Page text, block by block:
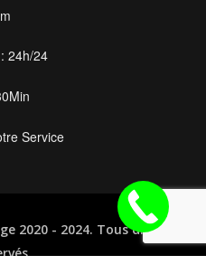
24h/24
Service
2020 - 2024. Tous droits